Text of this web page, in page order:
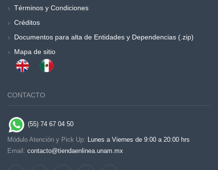
Términos y Condiciones
Créditos
Documentos para alta de Entidades y Dependencias (.zip)
Mapa de sitio
CONTACTO
(55) 74 67 04 50
Módulo Atención y Pick Up: Lunes a Viernes de 9:00 a 20:00 hrs
Email: contacto@tiendaenlinea.unam.mx